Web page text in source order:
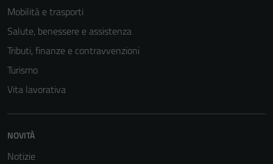
Mobilità e trasporti
Salute, benessere e assistenza
Tributi, finanze e contravvenzioni
Turismo
Vita lavorativa
NOVITÀ
Notizie